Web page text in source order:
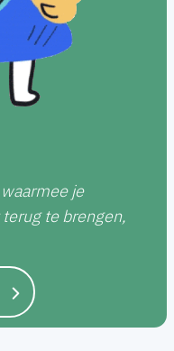
je
te brengen,